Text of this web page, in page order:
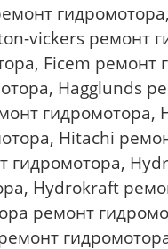
vickers ремонт
Ficem ремонт
Hagglunds
гидромотора,
Hitachi
гидромотора,
Hydrokraft
ремонт